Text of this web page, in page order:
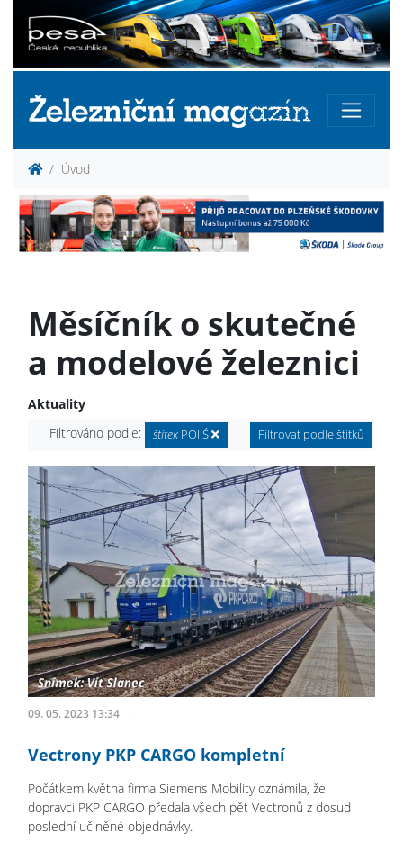
Úvod
Měsíčník o skutečné
a modelové železnici
Aktuality
Filtrováno podle:
štítek POIiŚ Filtrovat podle štítků
09. 05. 2023 13:34
Vectrony PKP CARGO kompletní
Počátkem května firma Siemens Mobility oznámila, že
dopravci PKP CARGO předala všech pět Vectronů z dosud
poslední učiněné objednávky.